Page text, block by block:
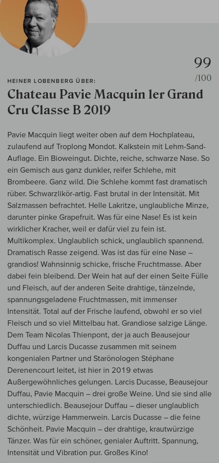
HEINER LOBENBERG ÜBER:
Chateau Pavie Macquin 1er Grand
Cru Classe B 2019
99
/100
Pavie Macquin liegt weiter oben auf dem Hochplateau,
zulaufend auf Troplong Mondot. Kalkstein mit Lehm-Sand-
Auflage. Ein Bioweingut. Dichte, reiche, schwarze Nase. So
ein Gemisch aus ganz dunkler, reifer Schlehe, mit
Brombeere. Ganz wild. Die Schlehe kommt fast dramatisch
rüber. Schwarzlikör-artig. Fast brutal in der Intensität. Mit
Salzmassen befrachtet. Helle Lakritze, unglaubliche Minze,
darunter pinke Grapefruit. Was für eine Nase! Es ist kein
wirklicher Kracher, weil er dafür viel zu fein ist.
Multikomplex. Unglaublich schick, unglaublich spannend.
Dramatisch Rasse zeigend. Was ist das für eine Nase –
grandios! Wahnsinnig schicke, frische Fruchtmasse. Aber
dabei fein bleibend. Der Wein hat auf der einen Seite Fülle
und Fleisch, auf der anderen Seite drahtige, tänzelnde,
spannungsgeladene Fruchtmassen, mit immenser
Intensität. Total auf der Frische laufend, obwohl er so viel
Fleisch und so viel Mittelbau hat. Grandiose salzige Länge.
Dem Team Nicolas Thienpont, der ja auch Beausejour
Duffau und Larcis Ducasse zusammen mit seinem
kongenialen Partner und Starönologen Stéphane
Derenencourt leitet, ist hier in 2019 etwas
Außergewöhnliches gelungen. Larcis Ducasse, Beausejour
Duffau, Pavie Macquin – drei große Weine. Und sie sind alle
unterschiedlich. Beausejour Duffau – dieser unglaublich
dichte, würzige Hammerwein. Larcis Ducasse – die feine
Schönheit. Pavie Macquin – der drahtige, krautwürzige
Tänzer. Was für ein schöner, genialer Auftritt. Spannung,
Intensität und Vibration pur. Großes Kino!